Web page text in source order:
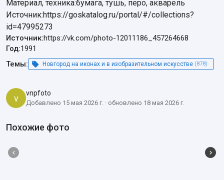
Материал, техника:бумага, тушь, перо, акварель
Источник:https://goskatalog.ru/portal/#/collections?
id=47995273
Источник:https://vk.com/photo-12011186_457264668
Год:1991
Темы:
Новгород на иконах и в изобразительном искусстве (878)
v vnpfoto
Добавлено 15 мая 2026 г. · обновлено 18 мая 2026 г.
Похожие фото